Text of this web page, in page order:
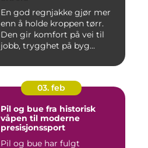
En god regnjakke gjør mer
enn å holde kroppen tørr.
Den gir komfort på vei til
jobb, trygghet på byg...
03. feb
Pil og bue fra historisk
våpen til moderne
presisjonssport
Pil og bue har fulgt